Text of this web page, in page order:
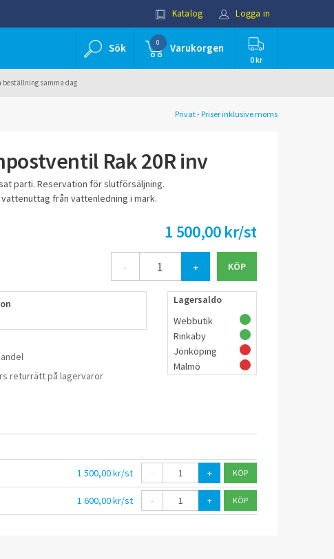
Katalog Logga in
Sök 0 Varukorgen
0 kr
beställning samma dag
Privat - Priser inklusive moms
Rak 20R inv
parti. Reservation för slutförsäljning.
från vattenledning i mark.
1 500,00 kr/st
- +
returrätt på lagervaror
Lagersaldo
Webbutik
Rinkaby
Jönköping
Malmö
1 500,00 kr/st - +
1 600,00 kr/st - +